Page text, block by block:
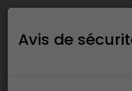
Avis de